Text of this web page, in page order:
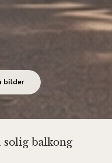
bilder
solig balkong